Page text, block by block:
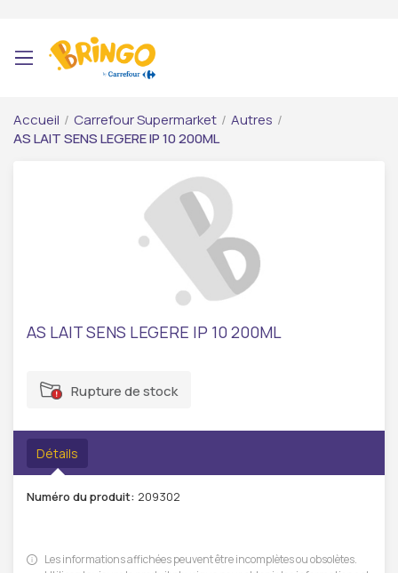
Accueil / Carrefour Supermarket / Autres /
AS LAIT SENS LEGERE IP 10 200ML
AS LAIT SENS LEGERE IP 10 200ML
Rupture de stock
Détails
Numéro du produit: 209302
Les informations affichées peuvent être incomplètes ou obsolètes.